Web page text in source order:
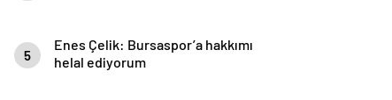
5
Enes Çelik: Bursaspor’a hakkımı
helal ediyorum